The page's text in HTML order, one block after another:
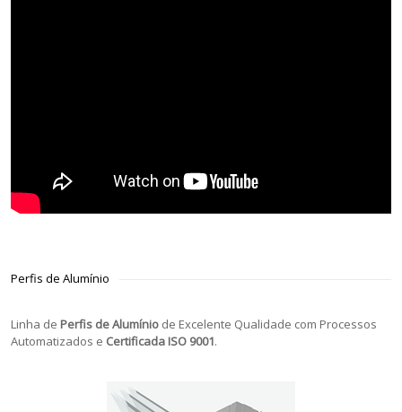
Perfis de Alumínio
Linha de Perfis de Alumínio de Excelente Qualidade com Processos
Automatizados e Certificada ISO 9001.